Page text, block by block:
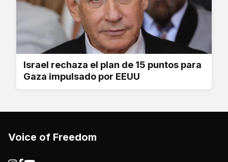
Israel rechaza el plan de 15 puntos para
Gaza impulsado por EEUU
Voice of Freedom